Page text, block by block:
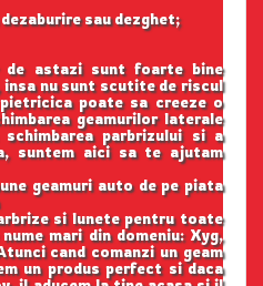
sau dezghet;
de astazi sunt foarte bine
nu sunt scutite de riscul
poate sa creeze o
geamurilor laterale
parbrizului si a
suntem aici sa te ajutam
geamuri auto de pe piata
si lunete pentru toate
mari din domeniu: Xyg,
cand comanzi un geam
un produs perfect si daca